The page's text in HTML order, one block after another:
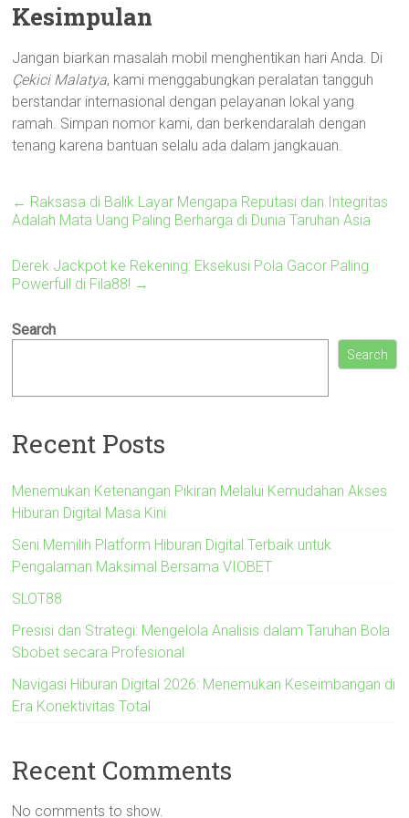
Kesimpulan
Jangan biarkan masalah mobil menghentikan hari Anda. Di
Çekici Malatya, kami menggabungkan peralatan tangguh
berstandar internasional dengan pelayanan lokal yang
ramah. Simpan nomor kami, dan berkendaralah dengan
tenang karena bantuan selalu ada dalam jangkauan.
← Raksasa di Balik Layar Mengapa Reputasi dan Integritas
Adalah Mata Uang Paling Berharga di Dunia Taruhan Asia
Derek Jackpot ke Rekening: Eksekusi Pola Gacor Paling
Powerfull di Fila88! →
Search
Search
Recent Posts
Menemukan Ketenangan Pikiran Melalui Kemudahan Akses
Hiburan Digital Masa Kini
Seni Memilih Platform Hiburan Digital Terbaik untuk
Pengalaman Maksimal Bersama VIOBET
SLOT88
Presisi dan Strategi: Mengelola Analisis dalam Taruhan Bola
Sbobet secara Profesional
Navigasi Hiburan Digital 2026: Menemukan Keseimbangan di
Era Konektivitas Total
Recent Comments
No comments to show.